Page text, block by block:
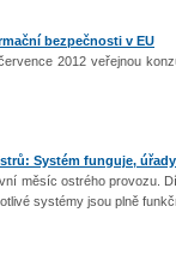
bezpečnosti v EU
2012 veřejnou
Systém funguje,
měsíc ostrého provozu.
systémy jsou plně